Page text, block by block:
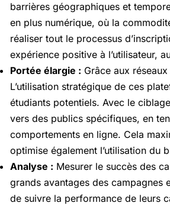
barrières géographiques et
en plus numérique, où la
réaliser tout le processus
expérience positive à l’utilisateur,
Portée élargie : Grâce aux
L’utilisation stratégique de ces
étudiants potentiels. Avec le
vers des publics spécifiques, en
comportements en ligne. Cela
optimise également l’utilisation du
Analyse : Mesurer le succès des
grands avantages des campagnes
de suivre la performance de leurs